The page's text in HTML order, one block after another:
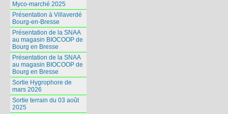
Myco-marché 2025
Présentation à Villaverdé
Bourg-en-Bresse
Présentation de la SNAA
au magasin BIOCOOP de
Bourg en Bresse
Présentation de la SNAA
au magasin BIOCOOP de
Bourg en Bresse
Sortie Hygrophore de
mars 2026
Sortie terrain du 03 août
2025